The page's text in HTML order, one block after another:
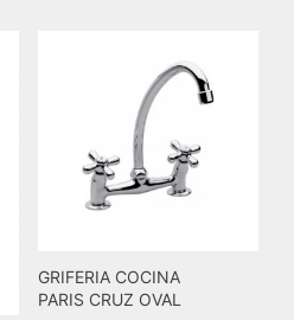
GRIFERIA COCINA
PARIS CRUZ OVAL